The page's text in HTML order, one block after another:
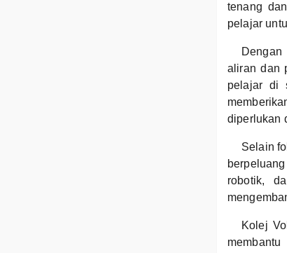
tenang
pelajar
aliran dan
pelajar di
diperlukan
Selain
robotik,
Kolej